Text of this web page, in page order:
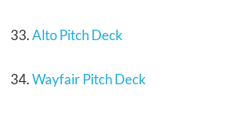
Alto Pitch Deck
Wayfair Pitch Deck